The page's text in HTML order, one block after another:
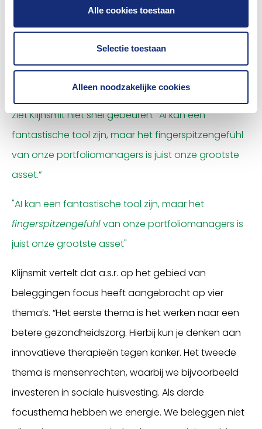
Alle cookies toestaan
Selectie toestaan
Alleen noodzakelijke cookies
uiteindelijk komen bovendrijven. We gebruiken deze
techniek ook voor het analyseren van
jaarrekeningen bij de aandelendesk.”
Het daadwerkelijk aan AI overlaten van de selectie
ziet Klijnsmit niet snel gebeuren. “AI kan een
fantastische tool zijn, maar het fingerspitzengefühl
van onze portfoliomanagers is juist onze grootste
asset.”
"AI kan een fantastische tool zijn, maar het
fingerspitzengefühlvan onze portfoliomanagers is
juist onze grootste asset"
Klijnsmit vertelt dat a.s.r. op het gebied van
beleggingen focus heeft aangebracht op vier
thema’s. “Het eerste thema is het werken naar een
betere gezondheidszorg. Hierbij kun je denken aan
innovatieve therapieën tegen kanker. Het tweede
thema is mensenrechten, waarbij we bijvoorbeeld
investeren in sociale huisvesting. Als derde
focusthema hebben we energie. We beleggen niet